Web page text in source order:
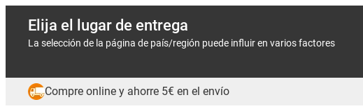
Elija el lugar de entrega
La selección de la página de país/región puede influir en varios factores
Compre online y ahorre 5€ en el envío